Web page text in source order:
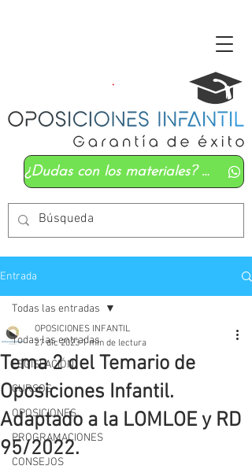
¿Dudas con los materiales? Mándanos un whatsapp
Entrada
Todas las entradas
LEGISLACIÓN
CURSOS
OPOSICIONES
PROGRAMACIONES
CONSEJOS
Todas las entradas
Tema 2 del Temario de
Oposiciones Infantil.
Adaptado a la LOMLOE y RD
95/2022.
OPOSICIONES INFANTIL
27 dic 2023 1 min de lectura